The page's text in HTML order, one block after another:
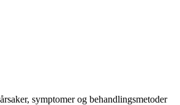
symptomer og behandlingsmetoder